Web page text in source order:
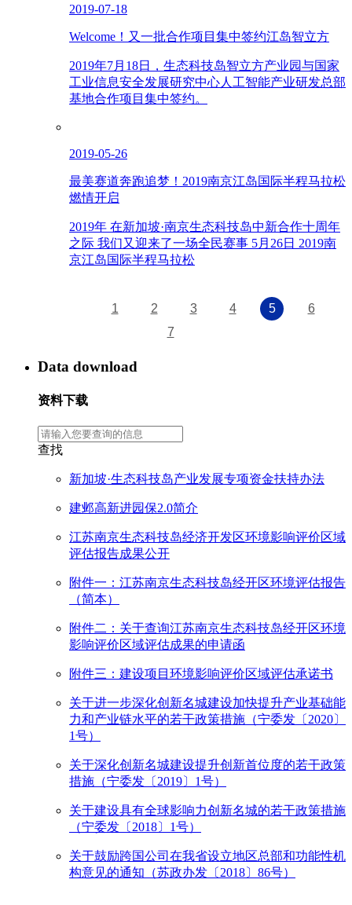
2019-07-18
Welcome！又一批合作项目集中签约江岛智立方
2019年7月18日，生态科技岛智立方产业园与国家
工业信息安全发展研究中心人工智能产业研发总部
基地合作项目集中签约。
2019-05-26
最美赛道奔跑追梦！2019南京江岛国际半程马拉松
燃情开启
2019年 在新加坡·南京生态科技岛中新合作十周年
之际 我们又迎来了一场全民赛事 5月26日 2019南
京江岛国际半程马拉松
1 2 3 4 5
6
7
Data download
资料下载
查找
新加坡·生态科技岛产业发展专项资金扶持办法
建邺高新进园保2.0简介
江苏南京生态科技岛经济开发区环境影响评价区域
评估报告成果公开
附件一：江苏南京生态科技岛经开区环境评估报告
（简本）
附件二：关于查询江苏南京生态科技岛经开区环境
影响评价区域评估成果的申请函
附件三：建设项目环境影响评价区域评估承诺书
关于进一步深化创新名城建设加快提升产业基础能
力和产业链水平的若干政策措施（宁委发〔2020〕
1号）
关于深化创新名城建设提升创新首位度的若干政策
措施（宁委发〔2019〕1号）
关于建设具有全球影响力创新名城的若干政策措施
（宁委发〔2018〕1号）
关于鼓励跨国公司在我省设立地区总部和功能性机
构意见的通知（苏政办发〔2018〕86号）